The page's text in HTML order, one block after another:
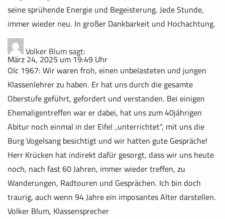
seine sprühende Energie und Begeisterung. Jede Stunde,
immer wieder neu. In großer Dankbarkeit und Hochachtung.
Volker Blumsagt:
März 24, 2025 um 19:49 Uhr
OIc 1967: Wir waren froh, einen unbelasteten und jungen
Klassenlehrer zu haben. Er hat uns durch die gesamte
Oberstufe geführt, gefordert und verstanden. Bei einigen
Ehemaligentreffen war er dabei, hat uns zum 40jährigen
Abitur noch einmal in der Eifel „unterrichtet“, mit uns die
Burg Vogelsang besichtigt und wir hatten gute Gespräche!
Herr Krücken hat indirekt dafür gesorgt, dass wir uns heute
noch, nach fast 60 Jahren, immer wieder treffen, zu
Wanderungen, Radtouren und Gesprächen. Ich bin doch
traurig, auch wenn 94 Jahre ein imposantes Alter darstellen.
Volker Blum, Klassensprecher